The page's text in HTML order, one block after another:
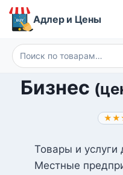
Перейти
Адлер и Цены
Искать:
Бизнес
Товары и услуги
Местные